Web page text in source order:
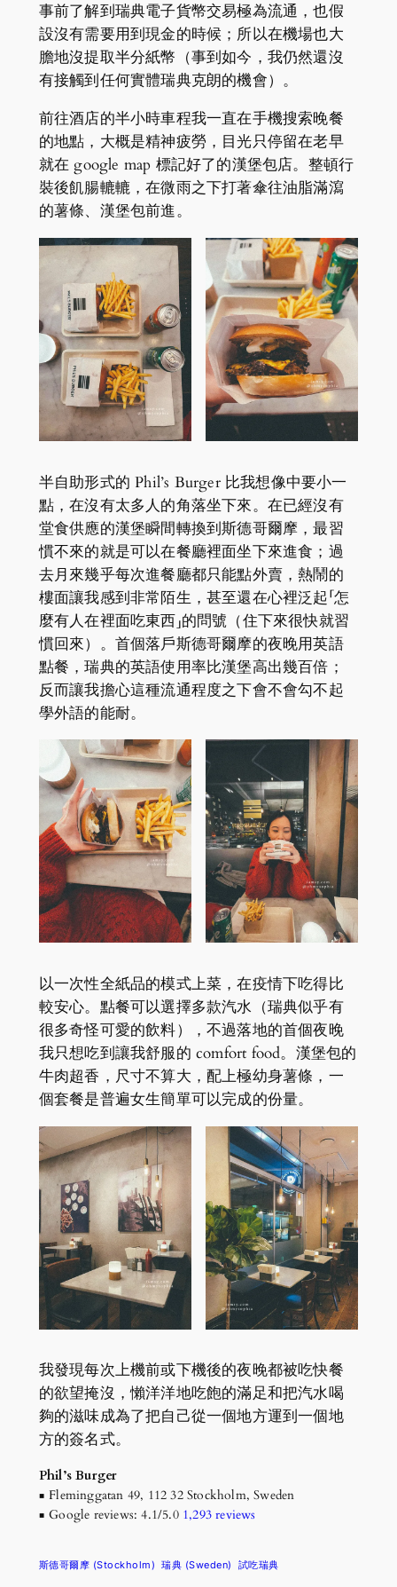
事前了解到瑞典電子貨幣交易極為流通，也假
設沒有需要用到現金的時候；所以在機場也大
膽地沒提取半分紙幣（事到如今，我仍然還沒
有接觸到任何實體瑞典克朗的機會）。
前往酒店的半小時車程我一直在手機搜索晚餐
的地點，大概是精神疲勞，目光只停留在老早
就在 google map 標記好了的漢堡包店。整頓行
裝後飢腸轆轆，在微雨之下打著傘往油脂滿瀉
的薯條、漢堡包前進。
半自助形式的 Phil’s Burger 比我想像中要小一
點，在沒有太多人的角落坐下來。在已經沒有
堂食供應的漢堡瞬間轉換到斯德哥爾摩，最習
慣不來的就是可以在餐廳裡面坐下來進食；過
去月來幾乎每次進餐廳都只能點外賣，熱鬧的
樓面讓我感到非常陌生，甚至還在心裡泛起「怎
麼有人在裡面吃東西」的問號（住下來很快就習
慣回來）。首個落戶斯德哥爾摩的夜晚用英語
點餐，瑞典的英語使用率比漢堡高出幾百倍；
反而讓我擔心這種流通程度之下會不會勾不起
學外語的能耐。
以一次性全紙品的模式上菜，在疫情下吃得比
較安心。點餐可以選擇多款汽水（瑞典似乎有
很多奇怪可愛的飲料），不過落地的首個夜晚
我只想吃到讓我舒服的 comfort food。漢堡包的
牛肉超香，尺寸不算大，配上極幼身薯條，一
個套餐是普遍女生簡單可以完成的份量。
我發現每次上機前或下機後的夜晚都被吃快餐
的欲望掩沒，懶洋洋地吃飽的滿足和把汽水喝
夠的滋味成為了把自己從一個地方運到一個地
方的簽名式。
Phil’s Burger
▪ Fleminggatan 49, 112 32 Stockholm, Sweden
▪ Google reviews: 4.1/5.0 1,293 reviews
斯德哥爾摩 (Stockholm) 瑞典 (Sweden) 試吃瑞典